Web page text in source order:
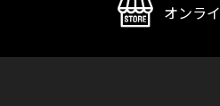
オンラ